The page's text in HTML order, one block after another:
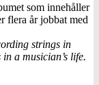
som innehåller
flera år jobbat med
strings in
a musician’s life.